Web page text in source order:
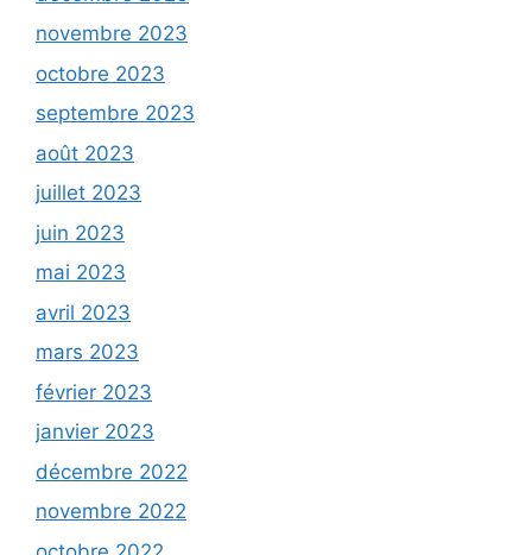
novembre 2023
octobre 2023
septembre 2023
août 2023
juillet 2023
juin 2023
mai 2023
avril 2023
mars 2023
février 2023
janvier 2023
décembre 2022
novembre 2022